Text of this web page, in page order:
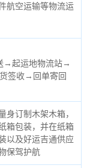
航空运输等物流运
→起运地物流站→
签收→回单寄回
身订制木架木箱，
箱包装，并在纸箱
以及好运吉通供应
保驾护航